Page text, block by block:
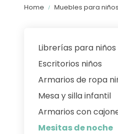
Home Muebles para niños
Librerías para niños
Escritorios niños
Armarios de ropa
Mesa y silla infantil
Armarios con
Mesitas de noche